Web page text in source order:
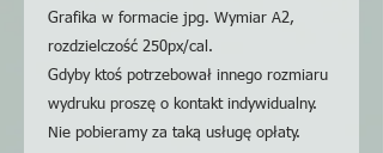
Grafika w formacie jpg. Wymiar A2,
rozdzielczość 250px/cal.
Gdyby ktoś potrzebował innego rozmiaru
wydruku proszę o kontakt indywidualny.
Nie pobieramy za taką usługę opłaty.